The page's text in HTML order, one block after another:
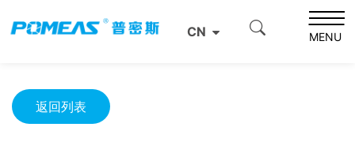
CN MENU
工业镜头怎么选？普通FA镜头vs双远心镜头vs物方远心镜
返回列表